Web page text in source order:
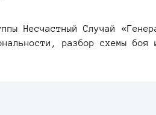
Несчастный Случай
разбор схемы боя